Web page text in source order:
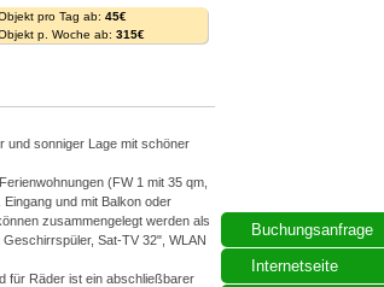
Buchungsanfrage
Internetseite
pro Tag ab: 45€
p. Woche ab: 315€
und sonniger Lage mit schöner
(FW 1 mit 35 qm,
und mit Balkon oder
zusammengelegt werden als
Sat-TV 32", WLAN
für Räder ist ein abschließbarer